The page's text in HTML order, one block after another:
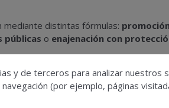
mediante distintas fórmulas:
públicas o enajenación con
y promoción de inmuebles priorizará
SEPES ya ha activado operaciones
y de terceros para analizar nuestros
(por ejemplo, páginas